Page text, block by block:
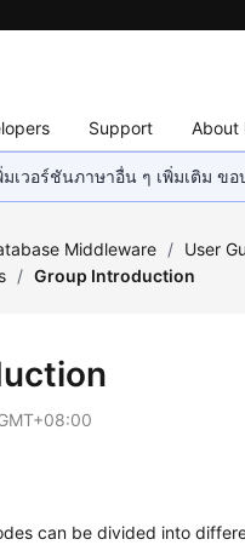
Support About
เวอร์ชันภาษาอื่น ๆ เพิ่มเติม
Middleware / User
/ Group Introduction
can be divided into